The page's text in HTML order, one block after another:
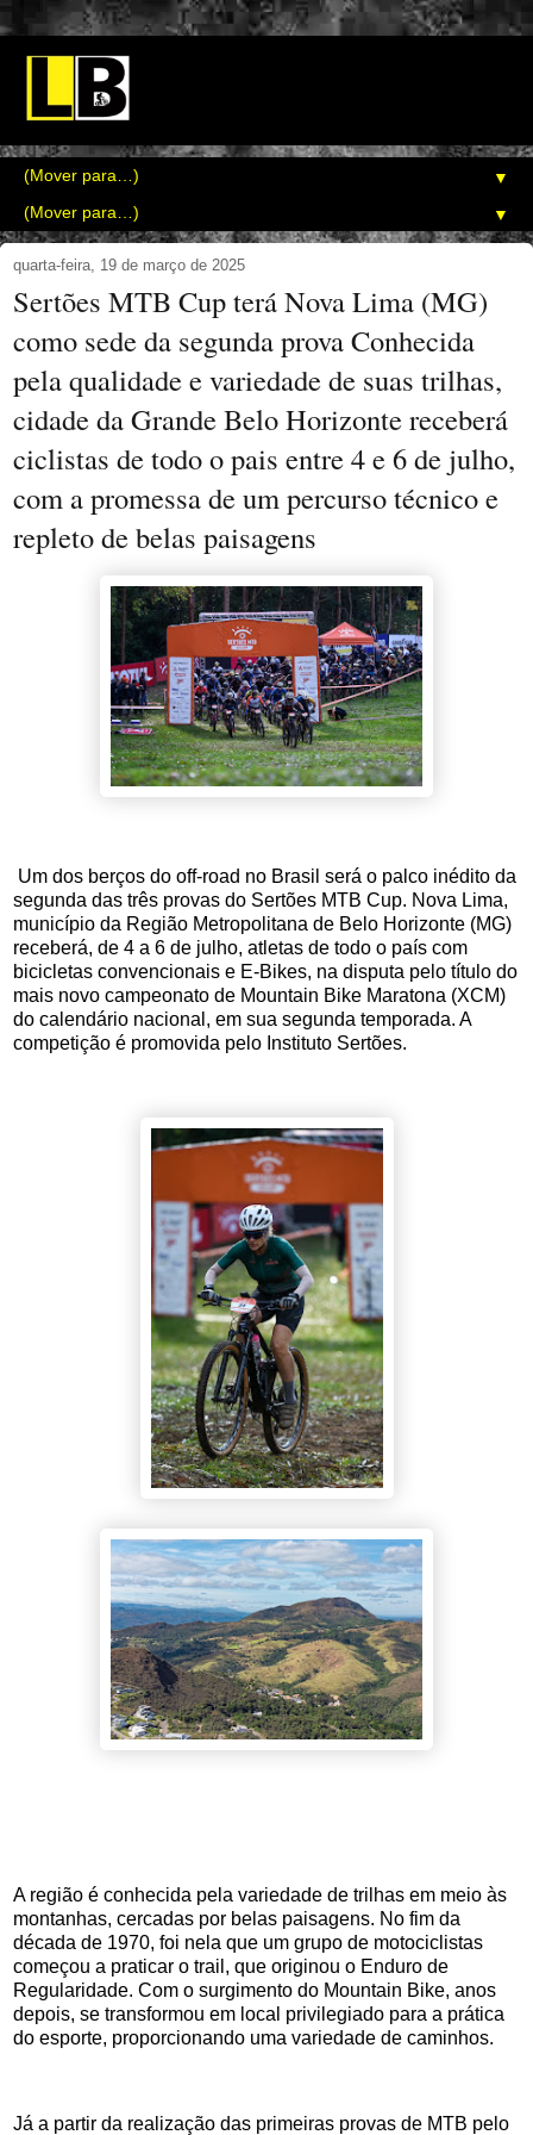
▼
▼
quarta-feira, 19 de março de 2025
Sertões MTB Cup terá Nova Lima (MG)
como sede da segunda prova Conhecida
pela qualidade e variedade de suas trilhas,
cidade da Grande Belo Horizonte receberá
ciclistas de todo o pais entre 4 e 6 de julho,
com a promessa de um percurso técnico e
repleto de belas paisagens
Um dos berços do off-road no Brasil será o palco inédito da
segunda das três provas do Sertões MTB Cup. Nova Lima,
município da Região Metropolitana de Belo Horizonte (MG)
receberá, de 4 a 6 de julho, atletas de todo o país com
bicicletas convencionais e E-Bikes, na disputa pelo título do
mais novo campeonato de Mountain Bike Maratona (XCM)
do calendário nacional, em sua segunda temporada. A
competição é promovida pelo Instituto Sertões.
A região é conhecida pela variedade de trilhas em meio às
montanhas, cercadas por belas paisagens. No fim da
década de 1970, foi nela que um grupo de motociclistas
começou a praticar o trail, que originou o Enduro de
Regularidade. Com o surgimento do Mountain Bike, anos
depois, se transformou em local privilegiado para a prática
do esporte, proporcionando uma variedade de caminhos.
Já a partir da realização das primeiras provas de MTB pelo